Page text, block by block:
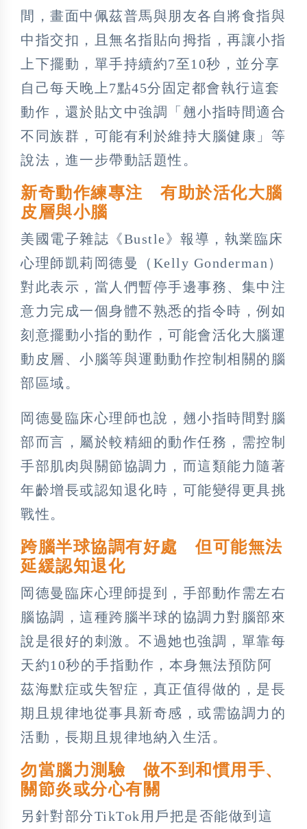
間，畫面中佩茲普馬與朋友各自將食指與
中指交扣，且無名指貼向拇指，再讓小指
上下擺動，單手持續約7至10秒，並分享
自己每天晚上7點45分固定都會執行這套
動作，還於貼文中強調「翹小指時間適合
不同族群，可能有利於維持大腦健康」等
說法，進一步帶動話題性。
新奇動作練專注 有助於活化大腦
皮層與小腦
美國電子雜誌《Bustle》報導，執業臨床
心理師凱莉岡德曼（Kelly Gonderman）
對此表示，當人們暫停手邊事務、集中注
意力完成一個身體不熟悉的指令時，例如
刻意擺動小指的動作，可能會活化大腦運
動皮層、小腦等與運動動作控制相關的腦
部區域。
岡德曼臨床心理師也說，翹小指時間對腦
部而言，屬於較精細的動作任務，需控制
手部肌肉與關節協調力，而這類能力隨著
年齡增長或認知退化時，可能變得更具挑
戰性。
跨腦半球協調有好處 但可能無法
延緩認知退化
岡德曼臨床心理師提到，手部動作需左右
腦協調，這種跨腦半球的協調力對腦部來
說是很好的刺激。不過她也強調，單靠每
天約10秒的手指動作，本身無法預防阿
茲海默症或失智症，真正值得做的，是長
期且規律地從事具新奇感，或需協調力的
活動，長期且規律地納入生活。
勿當腦力測驗 做不到和慣用手、
關節炎或分心有關
另針對部分TikTok用戶把是否能做到這